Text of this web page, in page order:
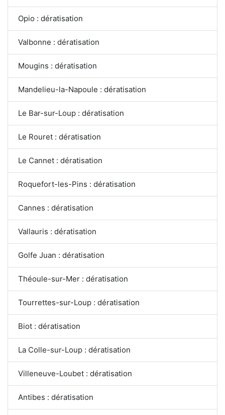
Opio : dératisation
Valbonne : dératisation
Mougins : dératisation
Mandelieu-la-Napoule : dératisation
Le Bar-sur-Loup : dératisation
Le Rouret : dératisation
Le Cannet : dératisation
Roquefort-les-Pins : dératisation
Cannes : dératisation
Vallauris : dératisation
Golfe Juan : dératisation
Théoule-sur-Mer : dératisation
Tourrettes-sur-Loup : dératisation
Biot : dératisation
La Colle-sur-Loup : dératisation
Villeneuve-Loubet : dératisation
Antibes : dératisation